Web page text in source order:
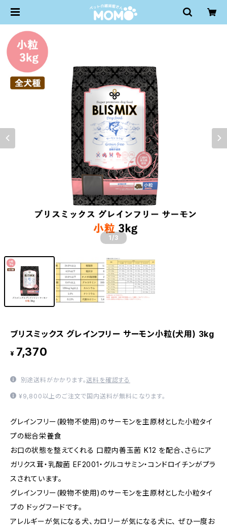
1 /3
ブリスミックス グレインフリー サーモン小粒(犬用) 3kg
¥ 7,370
別途送料がかかります。送料を確認する
¥9,800以上のご注文で国内送料が無料になります。
グレインフリー(穀物不使用)のサーモンを主原材とした小粒タイ
プの総合栄養食
お口の状態を整えてくれる 口腔内善玉菌 K12 を配合、さらにア
ガリクス茸・乳酸菌 EF2001・グルコサミン・コンドロイチンがプラ
スされています。
グレインフリー(穀物不使用)のサーモンを主原材とした小粒タイ
プの ドッグフードです。
アレルギーが気になる犬、カロリーが気になる犬に、 ぜひ一度お